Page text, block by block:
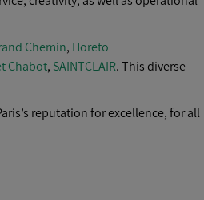
Chemin, Horeto
Chabot, SAINTCLAIR. This diverse
reputation for excellence, for all